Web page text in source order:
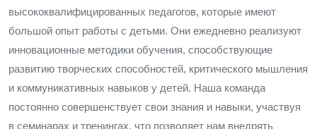
высококвалифицированных педагогов, которые имеют
большой опыт работы с детьми. Они ежедневно реализуют
инновационные методики обучения, способствующие
развитию творческих способностей, критического мышления
и коммуникативных навыков у детей. Наша команда
постоянно совершенствует свои знания и навыки, участвуя
в семинарах и тренингах, что позволяет нам внедрять